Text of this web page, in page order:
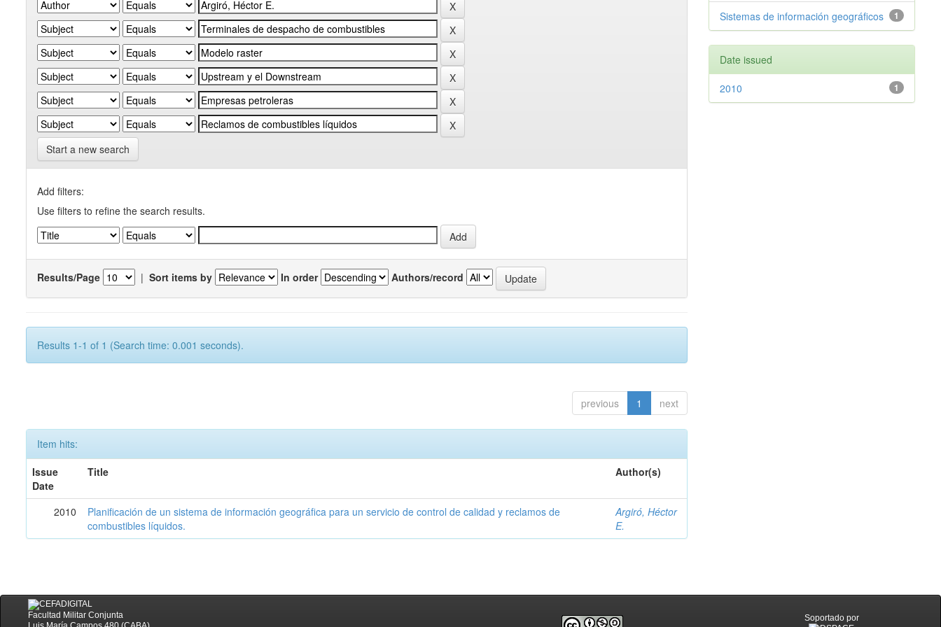
Start a new search
Add filters:
Use filters to refine the search results.
Results/Page | Sort items by In order Authors/record
Results 1-1 of 1 (Search time: 0.001 seconds).
previous 1 next
Item hits:
Issue
Date
Title Author(s)
2010
Planificación de un sistema de información geográfica para un servicio de control de calidad y reclamos de
combustibles líquidos.
Argiró, Héctor
E.
1
Sistemas de información geográficos
Date issued
1
2010
Facultad Militar Conjunta
Soportado por